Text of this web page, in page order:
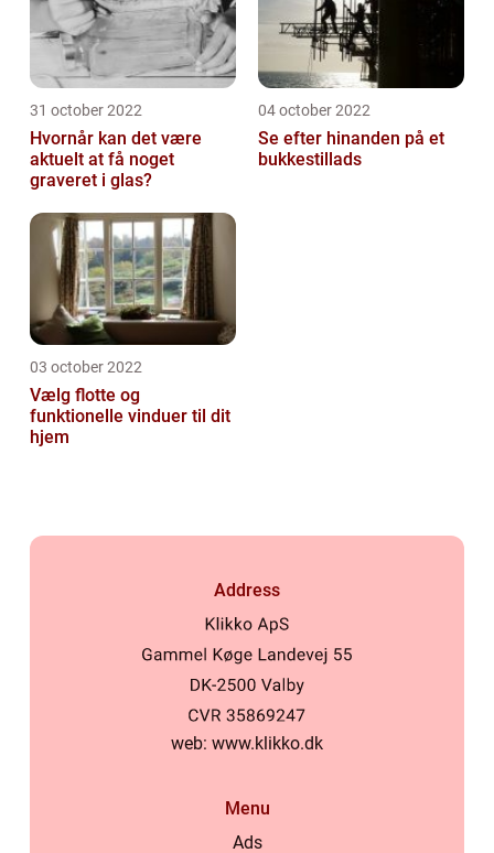
31 october 2022
Hvornår kan det være
aktuelt at få noget
graveret i glas?
04 october 2022
Se efter hinanden på et
bukkestillads
03 october 2022
Vælg flotte og
funktionelle vinduer til dit
hjem
Address
web: www.klikko.dk
Menu
Ads